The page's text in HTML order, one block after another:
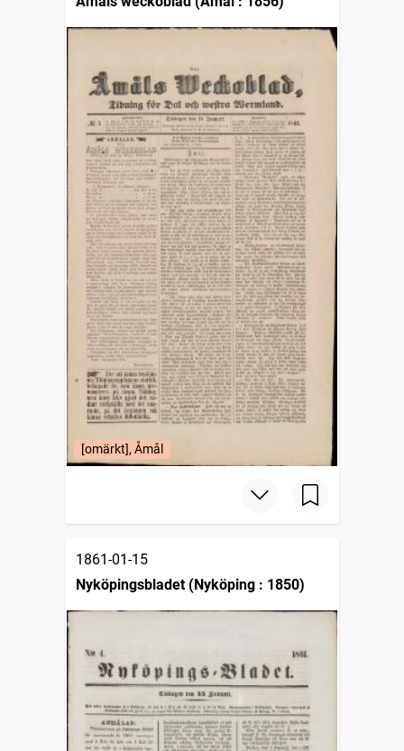
[omärkt], Åmål
1861-01-15
Nyköpingsbladet (Nyköping : 1850)